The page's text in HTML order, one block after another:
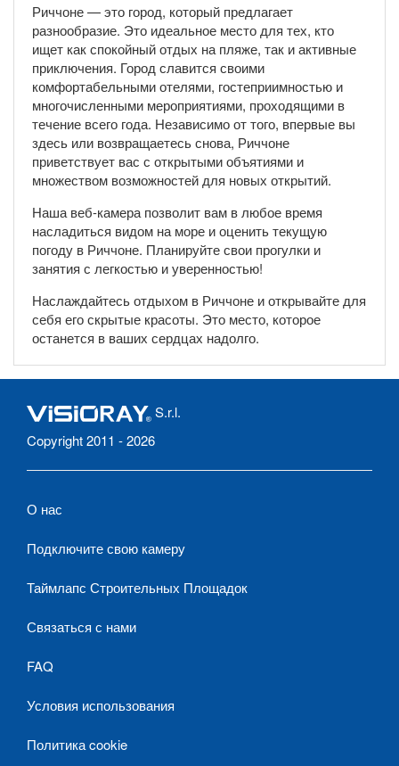
Риччоне — это город, который предлагает
разнообразие. Это идеальное место для тех, кто
ищет как спокойный отдых на пляже, так и активные
приключения. Город славится своими
комфортабельными отелями, гостеприимностью и
многочисленными мероприятиями, проходящими в
течение всего года. Независимо от того, впервые вы
здесь или возвращаетесь снова, Риччоне
приветствует вас с открытыми объятиями и
множеством возможностей для новых открытий.
Наша веб-камера позволит вам в любое время
насладиться видом на море и оценить текущую
погоду в Риччоне. Планируйте свои прогулки и
занятия с легкостью и уверенностью!
Наслаждайтесь отдыхом в Риччоне и открывайте для
себя его скрытые красоты. Это место, которое
останется в ваших сердцах надолго.
S.r.l.
Copyright 2011 - 2026
О нас
Подключите свою камеру
Таймлапс Строительных Площадок
Связаться с нами
FAQ
Условия использования
Политика cookie